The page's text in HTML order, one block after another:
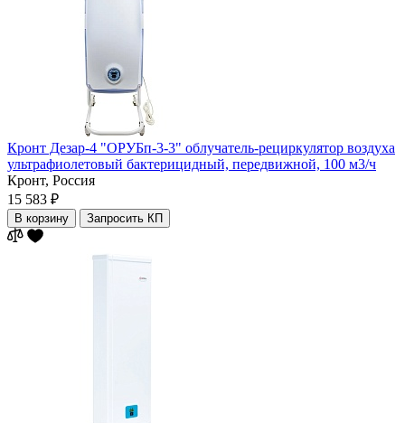
Кронт Дезар-4 "ОРУБп-3-3" облучатель-рециркулятор воздуха
ультрафиолетовый бактерицидный, передвижной, 100 м3/ч
Кронт, Россия
15 583 ₽
В корзину Запросить КП